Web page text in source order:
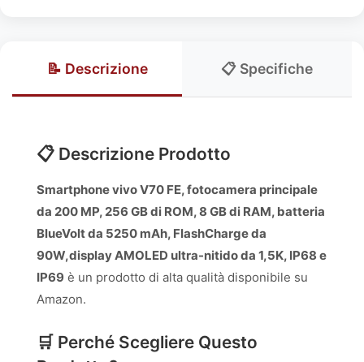
📝 Descrizione 📋 Specifiche
📋 Descrizione Prodotto
Smartphone vivo V70 FE, fotocamera principale
da 200 MP, 256 GB di ROM, 8 GB di RAM, batteria
BlueVolt da 5250 mAh, FlashCharge da
90W,display AMOLED ultra-nitido da 1,5K, IP68 e
IP69 è un prodotto di alta qualità disponibile su
Amazon.
🛒 Perché Scegliere Questo